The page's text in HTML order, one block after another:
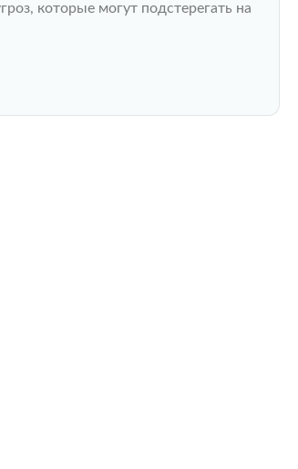
которые могут подстерегать на